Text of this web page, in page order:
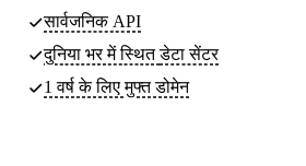
सार्वजनिक API
दुनिया भर में स्थितडेटा सेंटर
1 वर्ष के लिए मुफ्त डोमेन